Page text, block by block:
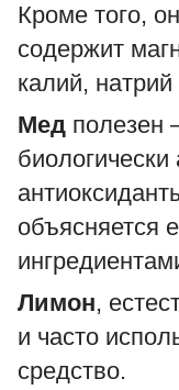
Кроме того,
содержит
калий,
Мед полезен
объясняется
Лимон,
и часто
средство.